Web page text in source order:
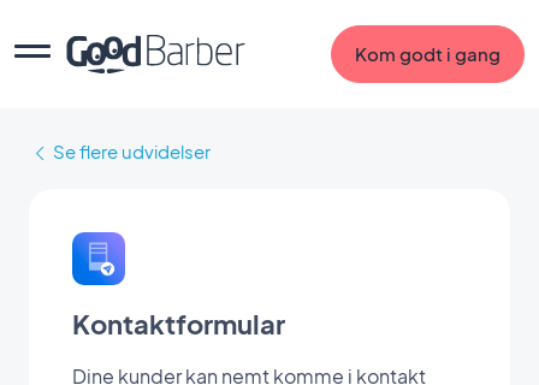
Kom godt i gang
Se flere udvidelser
Kontaktformular
Dine kunder kan nemt komme i kontakt